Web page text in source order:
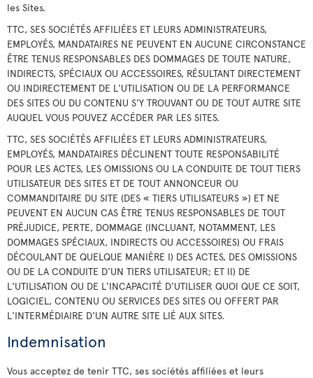
les Sites.
TTC, SES SOCIÉTÉS AFFILIÉES ET LEURS ADMINISTRATEURS,
EMPLOYÉS, MANDATAIRES NE PEUVENT EN AUCUNE CIRCONSTANCE
ÊTRE TENUS RESPONSABLES DES DOMMAGES DE TOUTE NATURE,
INDIRECTS, SPÉCIAUX OU ACCESSOIRES, RÉSULTANT DIRECTEMENT
OU INDIRECTEMENT DE L'UTILISATION OU DE LA PERFORMANCE
DES SITES OU DU CONTENU S’Y TROUVANT OU DE TOUT AUTRE SITE
AUQUEL VOUS POUVEZ ACCÉDER PAR LES SITES.
TTC, SES SOCIÉTÉS AFFILIÉES ET LEURS ADMINISTRATEURS,
EMPLOYÉS, MANDATAIRES DÉCLINENT TOUTE RESPONSABILITÉ
POUR LES ACTES, LES OMISSIONS OU LA CONDUITE DE TOUT TIERS
UTILISATEUR DES SITES ET DE TOUT ANNONCEUR OU
COMMANDITAIRE DU SITE (DES « TIERS UTILISATEURS ») ET NE
PEUVENT EN AUCUN CAS ÊTRE TENUS RESPONSABLES DE TOUT
PRÉJUDICE, PERTE, DOMMAGE (INCLUANT, NOTAMMENT, LES
DOMMAGES SPÉCIAUX, INDIRECTS OU ACCESSOIRES) OU FRAIS
DÉCOULANT DE QUELQUE MANIÈRE I) DES ACTES, DES OMISSIONS
OU DE LA CONDUITE D'UN TIERS UTILISATEUR; ET II) DE
L'UTILISATION OU DE L'INCAPACITÉ D'UTILISER QUOI QUE CE SOIT,
LOGICIEL, CONTENU OU SERVICES DES SITES OU OFFERT PAR
L'INTERMÉDIAIRE D'UN AUTRE SITE LIÉ AUX SITES.
Indemnisation
Vous acceptez de tenir TTC, ses sociétés affiliées et leurs